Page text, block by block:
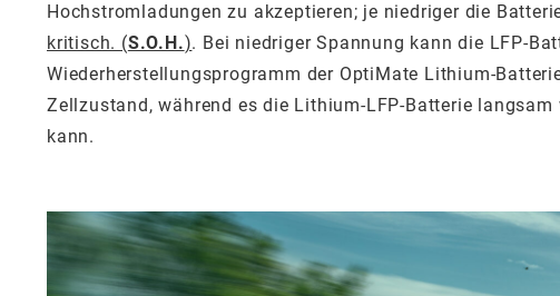
Hochstromladungen zu akzeptieren; je niedriger die
kritisch. (S.O.H.). Bei niedriger Spannung kann die LFP-
Wiederherstellungsprogramm der OptiMate Lithium-
Zellzustand, während es die Lithium-LFP-Batterie
kann.